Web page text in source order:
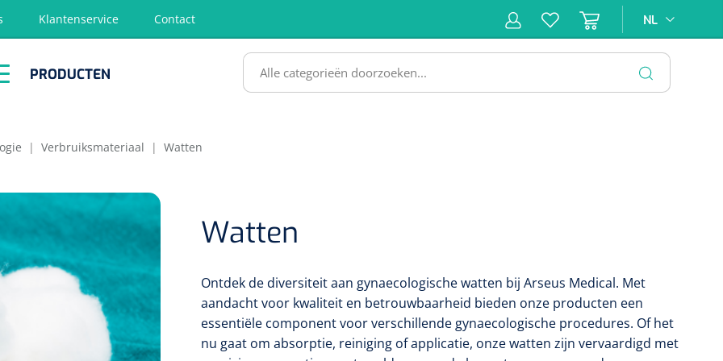
Klantenservice Contact NL
PRODUCTEN
| Verbruiksmateriaal | Watten
Watten
Ontdek de diversiteit aan gynaecologische watten bij Arseus Medical. Met
aandacht voor kwaliteit en betrouwbaarheid bieden onze producten een
essentiële component voor verschillende gynaecologische procedures. Of het
nu gaat om absorptie, reiniging of applicatie, onze watten zijn vervaardigd met